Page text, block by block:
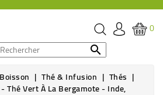
0

Thé & Infusion Thés
Thé Vert À La Bergamote - Inde,